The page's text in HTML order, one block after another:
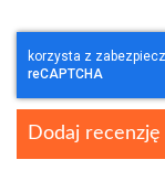
Dodaj recenzję